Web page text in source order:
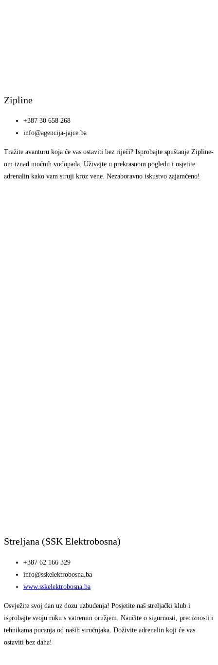
Zipline
+387 30 658 268
info@agencija-jajce.ba
Tražite avanturu koja će vas ostaviti bez riječi? Isprobajte spuštanje Zipline-
om iznad moćnih vodopada. Uživajte u prekrasnom pogledu i osjetite
adrenalin kako vam struji kroz vene. Nezaboravno iskustvo zajamčeno!
Streljana (SSK Elektrobosna)
+387 62 166 329
info@sskelektrobosna.ba
www.sskelektrobosna.ba
Osvježite svoj dan uz dozu uzbuđenja! Posjetite naš streljački klub i
isprobajte svoju ruku s vatrenim oružjem. Naučite o sigurnosti, preciznosti i
tehnikama pucanja od naših stručnjaka. Doživite adrenalin koji će vas
ostaviti bez daha!